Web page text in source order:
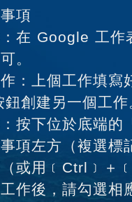
項
在 Google 工作
。
：上個工作填
鈕創建另一個工作
按下位於底端的
項左方（複選標
或用﹝Ctrl﹞＋
作後，請勾選